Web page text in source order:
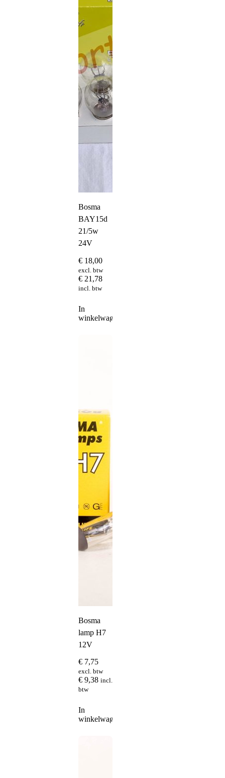
productpagina
Bosma
BAY15d
21/5w
24V
€ 18,00
excl. btw
€ 21,78
incl. btw
In
winkelwagen
Bosma
lamp H7
12V
€ 7,75
excl. btw
€ 9,38 incl.
btw
In
winkelwagen